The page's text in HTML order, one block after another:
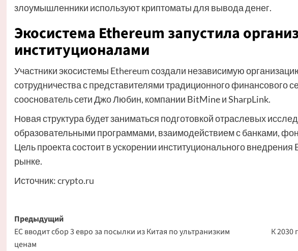
злоумышленники используют криптоматы для вывода денег.
Экосистема Ethereum запустила
институционалами
Участники экосистемы Ethereum создали независимую
сотрудничества с представителями традиционного финансового
сооснователь сети Джо Любин, компании BitMine и SharpLink.
Новая структура будет заниматься подготовкой отраслевых
образовательными программами, взаимодействием с банками,
Цель проекта состоит в ускорении институционального
рынке.
Источник:crypto.ru
Навигация
записи
Предыдущий
ЕС вводит сбор 3 евро за посылки из Китая по ультранизким
ценам
К 2030